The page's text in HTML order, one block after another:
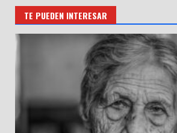
TE PUEDEN INTERESAR